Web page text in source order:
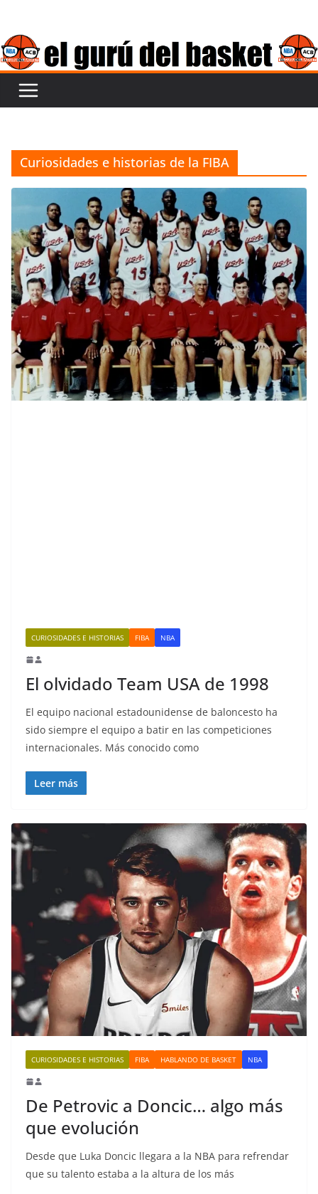
contenido
Curiosidades e historias de la FIBA
CURIOSIDADES E HISTORIAS FIBA NBA
El olvidado Team USA de 1998
El equipo nacional estadounidense de baloncesto ha
sido siempre el equipo a batir en las competiciones
internacionales. Más conocido como
Leer más
CURIOSIDADES E HISTORIAS FIBA HABLANDO DE BASKET NBA
De Petrovic a Doncic… algo más
que evolución
Desde que Luka Doncic llegara a la NBA para refrendar
que su talento estaba a la altura de los más